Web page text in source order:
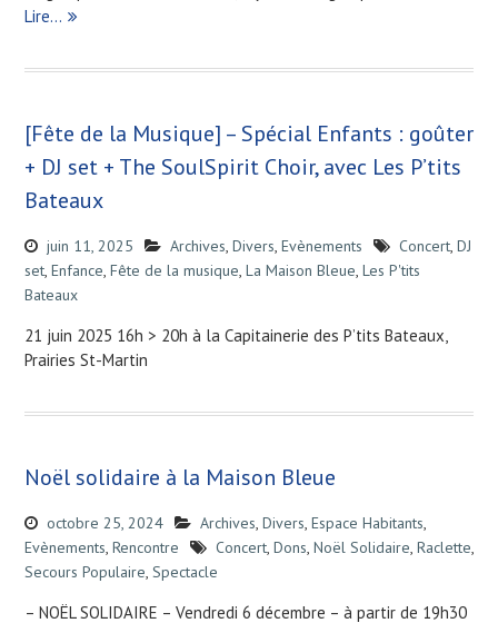
Lire…
[Fête de la Musique] – Spécial Enfants : goûter
+ DJ set + The SoulSpirit Choir, avec Les P’tits
Bateaux
juin 11, 2025 Archives, Divers, Evènements Concert, DJ
set, Enfance, Fête de la musique, La Maison Bleue, Les P'tits
Bateaux
21 juin 2025 16h > 20h à la Capitainerie des P’tits Bateaux,
Prairies St-Martin
Noël solidaire à la Maison Bleue
octobre 25, 2024 Archives, Divers, Espace Habitants,
Evènements, Rencontre Concert, Dons, Noël Solidaire, Raclette,
Secours Populaire, Spectacle
– NOËL SOLIDAIRE – Vendredi 6 décembre – à partir de 19h30